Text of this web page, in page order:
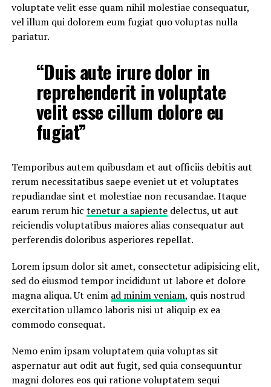
voluptate velit esse quam nihil molestiae consequatur,
vel illum qui dolorem eum fugiat quo voluptas nulla
pariatur.
“Duis aute irure dolor in
reprehenderit in voluptate
velit esse cillum dolore eu
fugiat”
Temporibus autem quibusdam et aut officiis debitis aut
rerum necessitatibus saepe eveniet ut et voluptates
repudiandae sint et molestiae non recusandae. Itaque
earum rerum hic tenetur a sapientedelectus, ut aut
reiciendis voluptatibus maiores alias consequatur aut
perferendis doloribus asperiores repellat.
Lorem ipsum dolor sit amet, consectetur adipisicing elit,
sed do eiusmod tempor incididunt ut labore et dolore
magna aliqua. Ut enim ad minim veniam, quis nostrud
exercitation ullamco laboris nisi ut aliquip ex ea
commodo consequat.
Nemo enim ipsam voluptatem quia voluptas sit
aspernatur aut odit aut fugit, sed quia consequuntur
magni dolores eos qui ratione voluptatem sequi